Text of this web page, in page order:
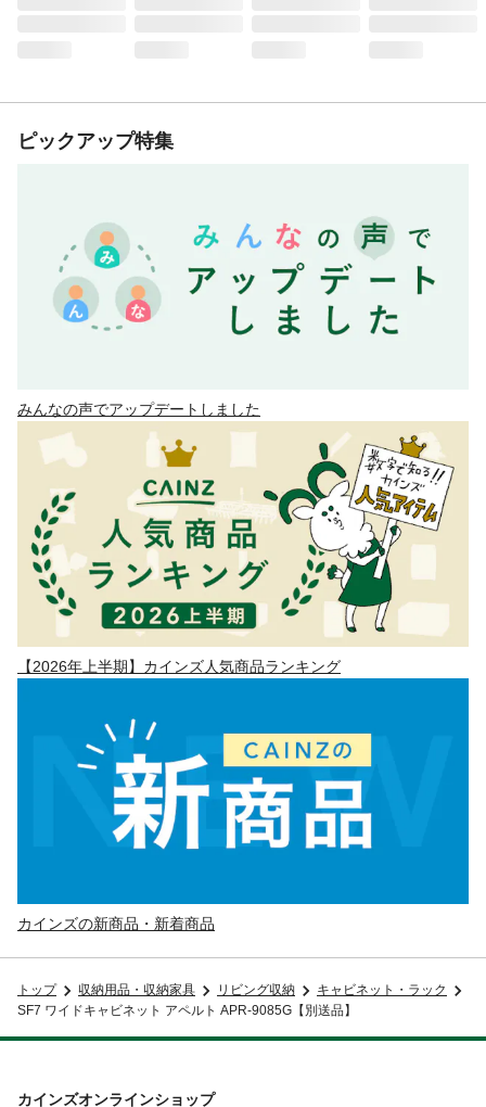
ピックアップ特集
みんなの声でアップデートしました
【2026年上半期】カインズ人気商品ランキング
カインズの新商品・新着商品
トップ 収納用品・収納家具 リビング収納
キャビネット・ラック
SF7 ワイドキャビネット アペルト APR-9085G【別送品】
カインズオンラインショップ